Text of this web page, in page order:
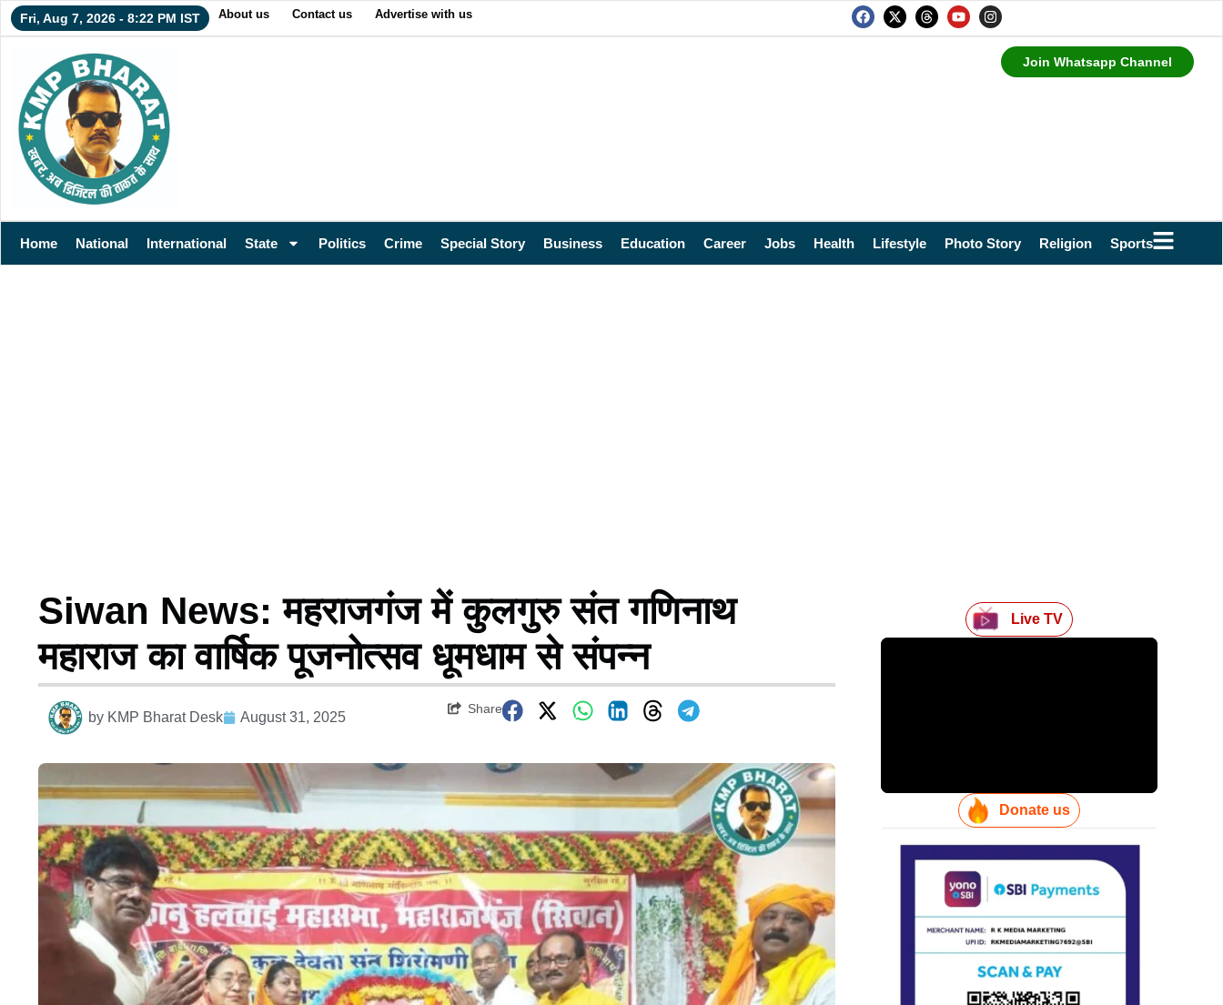
Fri, Aug 7, 2026 - 8:22 PM IST About us Contact us Advertise with us
Join Whatsapp Channel
Home National International State Politics Crime Special Story Business Education Career Jobs Health Lifestyle Photo Story Religion Sports
Siwan News: महराजगंज में कुलगुरु संत गणिनाथ
महाराज का वार्षिक पूजनोत्सव धूमधाम से संपन्न
by KMP Bharat Desk August 31, 2025
Share
Live TV
Donate us